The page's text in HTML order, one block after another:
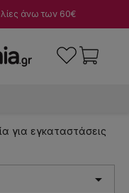
άνω των 60€
για εγκαταστάσεις
